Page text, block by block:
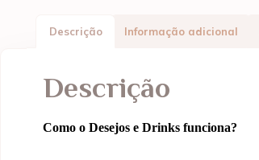
Descrição Informação adicional
Descrição
Como o Desejos e Drinks funciona?